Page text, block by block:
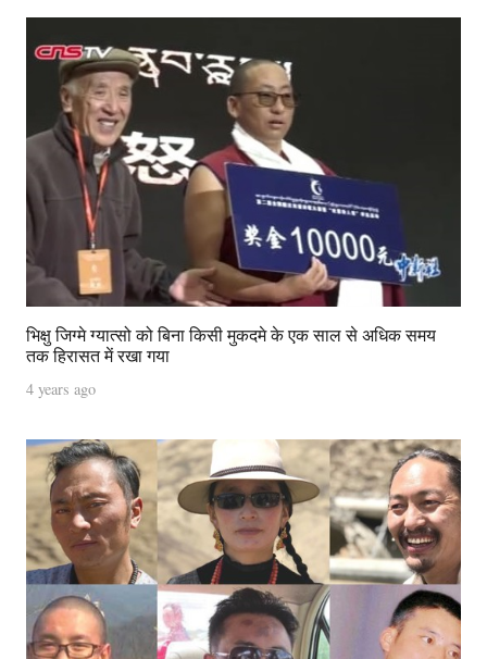
भिक्षु जिग्मे ग्यात्सो को बिना किसी मुकदमे के एक साल से अधिक समय
तक हिरासत में रखा गया
4 years ago